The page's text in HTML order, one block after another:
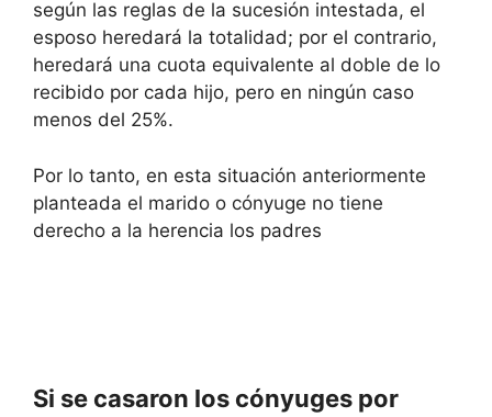
según las reglas de la sucesión intestada, el
esposo heredará la totalidad; por el contrario,
heredará una cuota equivalente al doble de lo
recibido por cada hijo, pero en ningún caso
menos del 25%.
Por lo tanto, en esta situación anteriormente
planteada el marido o cónyuge no tiene
derecho a la herencia los padres
Si se casaron los cónyuges por